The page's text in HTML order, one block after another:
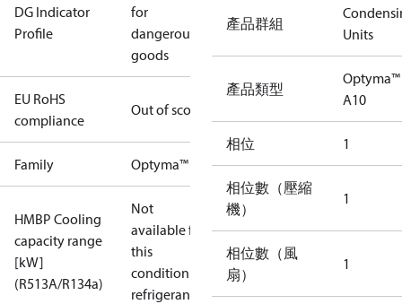
DG Indicator
Profile
for
dangerous
goods
EU RoHS
compliance
Out of scope
Family Optyma™
HMBP Cooling
capacity range
[kW]
(R513A/R134a)
Not
available for
this
condition /
refrigerant
產品群組
Units
產品類型
Optyma™
A10
相位 1
相位數（壓縮
機）
1
相位數（風
扇）
1